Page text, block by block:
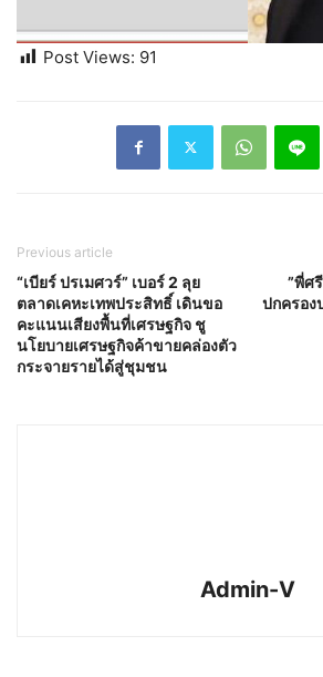
Post Views: 91
Previous article
“เบียร์ ปรเมศวร์” เบอร์ 2 ลุย
ตลาดเคหะเทพประสิทธิ์ เดินขอ
คะแนนเสียงพื้นที่เศรษฐกิจ ชู
นโยบายเศรษฐกิจค้าขายคล่องตัว
กระจายรายได้สู่ชุมชน
”พี่ศ
ปกครอง
Admin-V